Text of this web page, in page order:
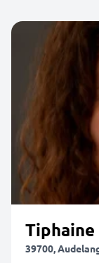
Tiphaine
39700,